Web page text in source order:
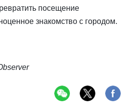
посещение
знакомство с городом.